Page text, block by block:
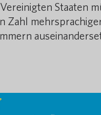
Staaten
Zahl